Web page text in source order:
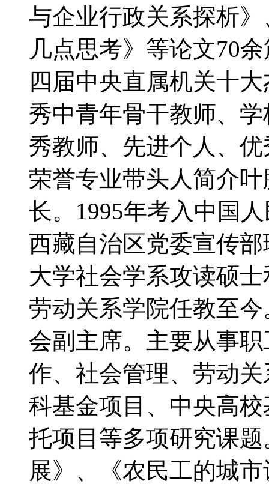
与企业行政关系探析
几点思考》等论文70
四届中央直属机关十
秀中青年骨干教师、
秀教师、先进个人、
荣誉专业带头人简介
长。1995年考入中国
西藏自治区党委宣传
大学社会学系攻读硕
劳动关系学院任教至
会副主席。主要从事
作、社会管理、劳动
科基金项目、中央高
托项目等多项研究课
展》、《农民工的城